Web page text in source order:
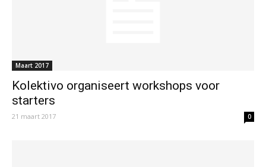
Maart 2017
Kolektivo organiseert workshops voor
starters
21 maart 2017 0